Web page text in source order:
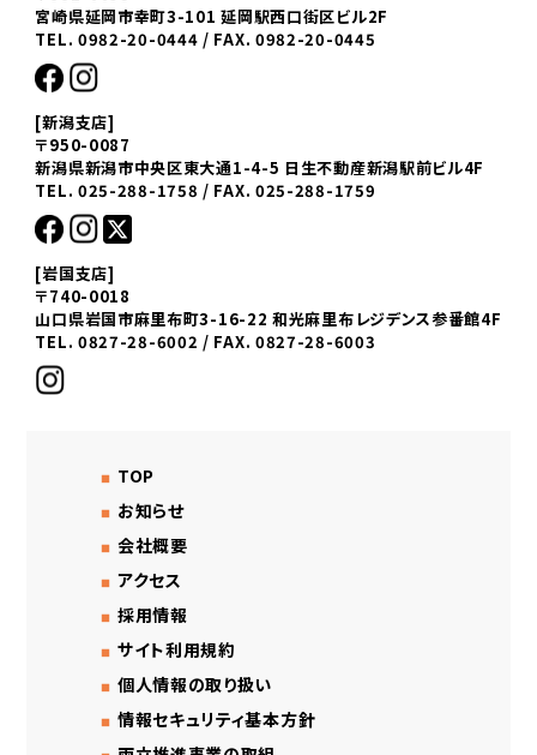
宮崎県延岡市幸町3-101 延岡駅西口街区ビル2F
TEL. 0982-20-0444 / FAX. 0982-20-0445
[新潟支店]
〒950-0087
新潟県新潟市中央区東大通1-4-5 日生不動産新潟駅前ビル4F
TEL. 025-288-1758 / FAX. 025-288-1759
[岩国支店]
〒740-0018
山口県岩国市麻里布町3-16-22 和光麻里布レジデンス参番館4F
TEL. 0827-28-6002 / FAX. 0827-28-6003
TOP
お知らせ
会社概要
アクセス
採用情報
サイト利用規約
個人情報の取り扱い
情報セキュリティ基本方針